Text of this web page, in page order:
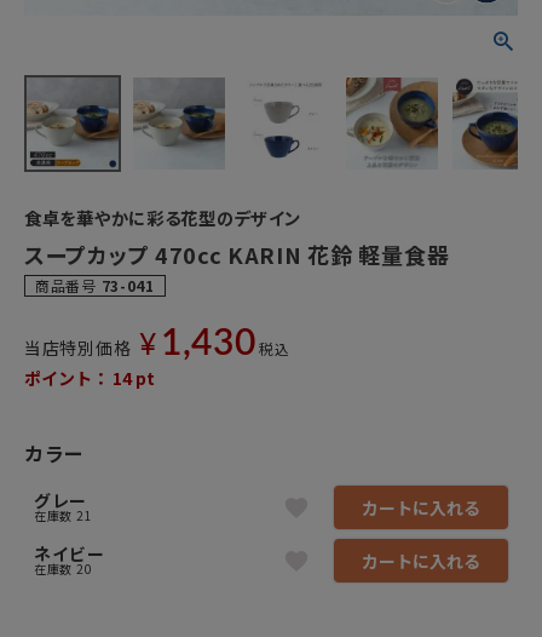
食卓を華やかに彩る花型のデザイン
スープカップ 470cc KARIN 花鈴 軽量食器
商品番号 73-041
当店特別価格 ¥ 1,430 税込
ポイント： 14 pt
カラー
グレー
在庫数 21
カートに入れる
ネイビー
在庫数 20 カートに入れる